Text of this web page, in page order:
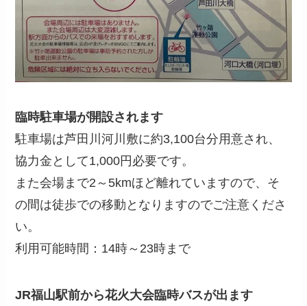
臨時駐車場が開設されます
駐車場は芦田川河川敷に約3,100台分用意され、
協力金として1,000円必要です。
また会場まで2～5kmほど離れていますので、そ
の間は徒歩での移動となりますのでご注意くださ
い。
利用可能時間：14時～23時まで
JR福山駅前から花火大会臨時バスが出ます